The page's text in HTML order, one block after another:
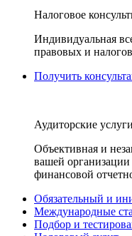
Налоговое
Индивидуальная
правовых и
Получить
Аудиторские услуги
Объективная и
вашей организации
финансовой
Обязательный и
Международные
Подбор и